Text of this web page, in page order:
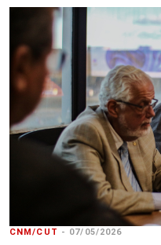
CNM/CUT - 07/05/2026